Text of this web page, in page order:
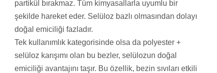
partikül bırakmaz. Tüm kimyasallarla uyumlu bir
şekilde hareket eder. Selüloz bazlı olmasından dolayı
doğal emiciliği fazladır.
Tek kullanımlık kategorisinde olsa da polyester +
selüloz karışımı olan bu bezler, selülozun doğal
emiciliği avantajını taşır. Bu özellik, bezin sıvıları etkili